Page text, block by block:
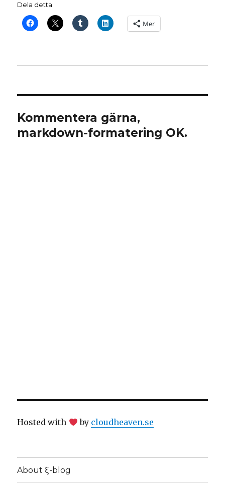
Dela detta:
Mer
Kommentera gärna,
markdown-formatering OK.
Hosted with by cloudheaven.se
About ξ-blog